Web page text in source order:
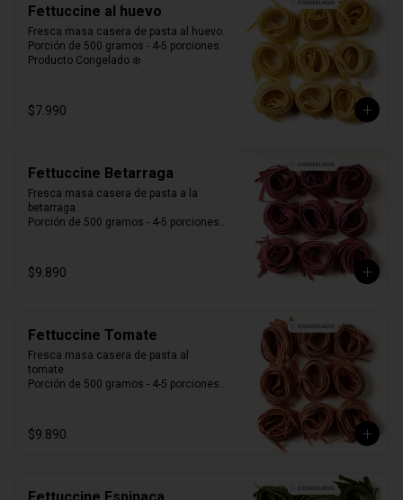
Fettuccine al huevo
Fresca masa casera de pasta al huevo.
Porción de 500 gramos - 4-5 porciones.
Producto Congelado ❄️
$7.990
Fettuccine Betarraga
Fresca masa casera de pasta a la
betarraga.
Porción de 500 gramos - 4-5 porciones.
$9.890
Fettuccine Tomate
Fresca masa casera de pasta al
tomate.
Porción de 500 gramos - 4-5 porciones.
$9.890